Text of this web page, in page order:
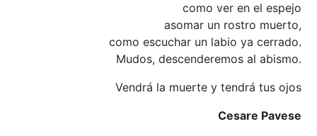
como ver en el espejo
asomar un rostro muerto,
como escuchar un labio ya cerrado.
Mudos, descenderemos al abismo.
Vendrá la muerte y tendrá tus ojos
Cesare Pavese